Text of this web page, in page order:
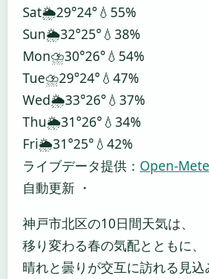
Sat🌦️29°24°💧55%
Sun🌦️32°25°💧38%
Mon⛈️30°26°💧54%
Tue⛈️29°24°💧47%
Wed🌦️33°26°💧37%
Thu🌦️31°26°💧34%
Fri🌦️31°25°💧42%
ライブデータ提供： Open-
自動更新 ・
神戸市北区の10日間天気は、
移り変わる春の気配とともに、
晴れと曇りが交互に訪れる見込